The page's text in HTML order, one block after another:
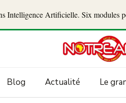
Intelligence Artificielle. Six modules
Blog Actualité Le